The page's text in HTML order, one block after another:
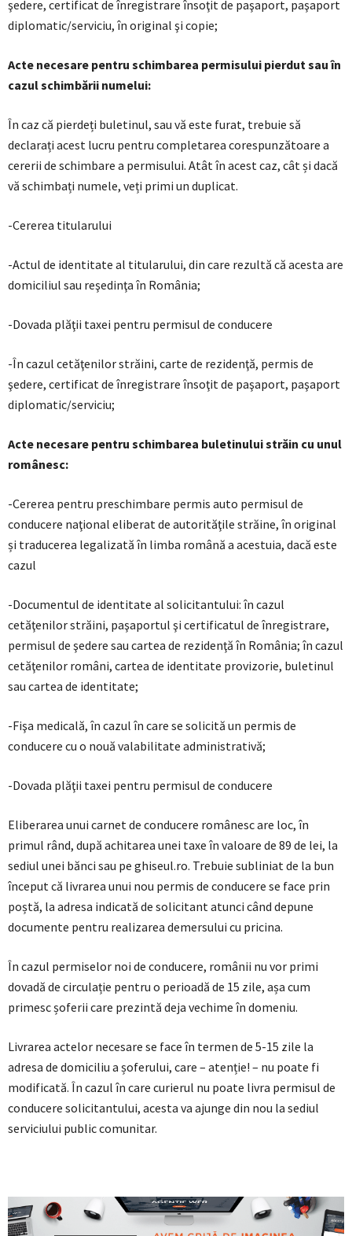
şedere, certificat de înregistrare însoţit de paşaport, paşaport
diplomatic/serviciu, în original şi copie;
Acte necesare pentru schimbarea permisului pierdut sau în
cazul schimbării numelui:
În caz că pierdeți buletinul, sau vă este furat, trebuie să
declarați acest lucru pentru completarea corespunzătoare a
cererii de schimbare a permisului. Atât în acest caz, cât și dacă
vă schimbați numele, veți primi un duplicat.
-Cererea titularului
-Actul de identitate al titularului, din care rezultă că acesta are
domiciliul sau reşedinţa în România;
-Dovada plăţii taxei pentru permisul de conducere
-În cazul cetăţenilor străini, carte de rezidenţă, permis de
şedere, certificat de înregistrare însoţit de paşaport, paşaport
diplomatic/serviciu;
Acte necesare pentru schimbarea buletinului străin cu unul
românesc:
-Cererea pentru preschimbare permis auto permisul de
conducere naţional eliberat de autorităţile străine, în original
și traducerea legalizată în limba română a acestuia, dacă este
cazul
-Documentul de identitate al solicitantului: în cazul
cetăţenilor străini, paşaportul şi certificatul de înregistrare,
permisul de şedere sau cartea de rezidenţă în România; în cazul
cetăţenilor români, cartea de identitate provizorie, buletinul
sau cartea de identitate;
-Fişa medicală, în cazul în care se solicită un permis de
conducere cu o nouă valabilitate administrativă;
-Dovada plăţii taxei pentru permisul de conducere
Eliberarea unui carnet de conducere românesc are loc, în
primul rând, după achitarea unei taxe în valoare de 89 de lei, la
sediul unei bănci sau pe ghiseul.ro. Trebuie subliniat de la bun
început că livrarea unui nou permis de conducere se face prin
poștă, la adresa indicată de solicitant atunci când depune
documente pentru realizarea demersului cu pricina.
În cazul permiselor noi de conducere, românii nu vor primi
dovadă de circulație pentru o perioadă de 15 zile, așa cum
primesc șoferii care prezintă deja vechime în domeniu.
Livrarea actelor necesare se face în termen de 5-15 zile la
adresa de domiciliu a șoferului, care – atenție! – nu poate fi
modificată. În cazul în care curierul nu poate livra permisul de
conducere solicitantului, acesta va ajunge din nou la sediul
serviciului public comunitar.